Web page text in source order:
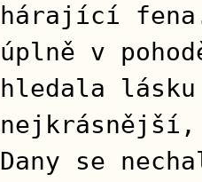
hárající
úplně v
hledala
Dany se